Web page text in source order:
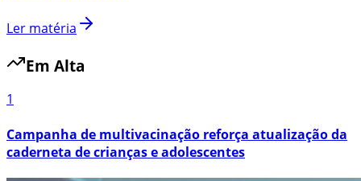
Ler matéria
Em Alta
1
Campanha de multivacinação reforça atualização da
caderneta de crianças e adolescentes